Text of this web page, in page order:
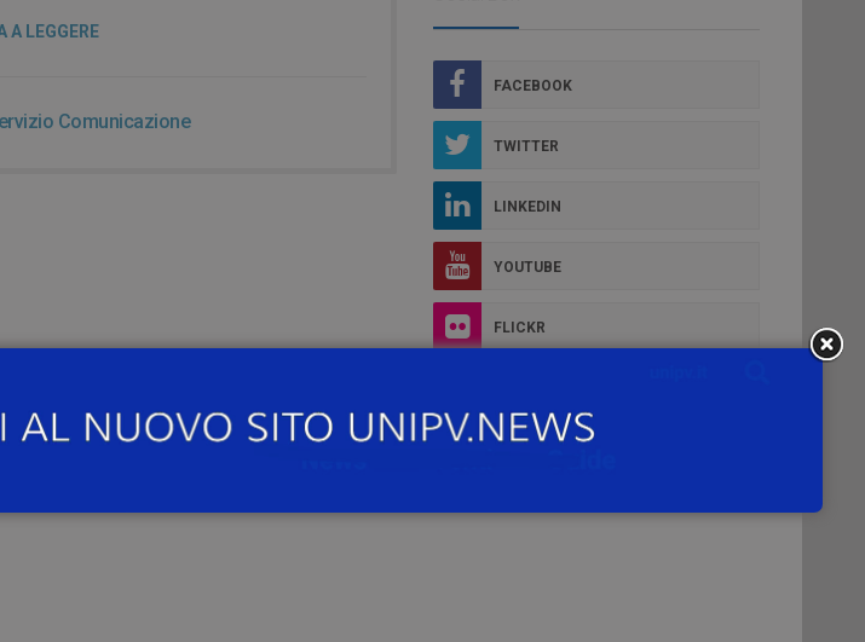
A LEGGERE
Comunicazione
FACEBOOK
TWITTER
LINKEDIN
YOUTUBE
FLICKR